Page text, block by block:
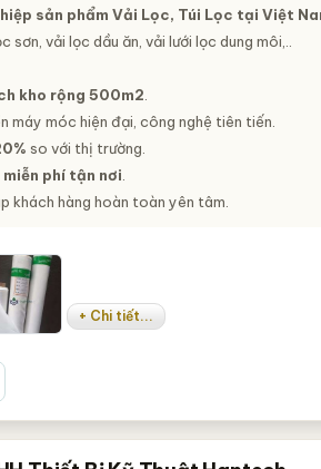
sản phẩm Vải Lọc, Túi Lọc tại Việt
vải lọc dầu ăn, vải lưới lọc dung môi,..
kho rộng 500m2
máy móc hiện đại, công nghệ tiên tiến.
so với thị trường.
miễn phí tận nơi
khách hàng hoàn toàn yên tâm.
+ Chi tiết...